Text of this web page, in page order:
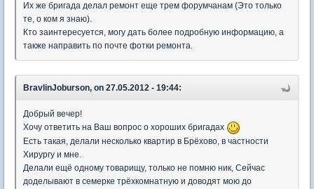
Их же бригада делал ремонт еще трем форумчанам (Это только
те, о ком я знаю).
Кто заинтересуется, могу дать более подробную информацию, а
также направить по почте фотки ремонта.
BravlinJoburson, on 27.05.2012 - 19:44:
Добрый вечер!
Хочу ответить на Ваш вопрос о хороших бригадах
Есть такая, делали несколько квартир в Брёхово, в частности
Хирургу и мне.
Делали ещё одному товарищу, только не помню ник, Сейчас
доделывают в семерке трёхкомнатную и доводят мою до